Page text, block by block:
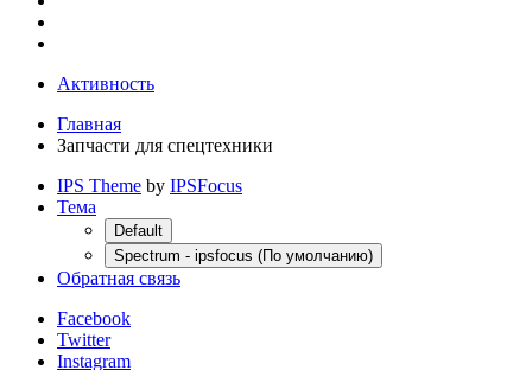
Активность
Главная
Запчасти для спецтехники
IPS Theme by IPSFocus
Тема
Default
Spectrum - ipsfocus (По умолчанию)
Обратная связь
Facebook
Twitter
Instagram